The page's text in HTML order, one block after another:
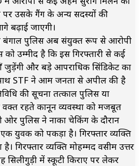
उसके गैंग के अन्य सदस्यों की
बढ़ाई जाएगी।
बंगाल पुलिस अब संयुक्त रूप से आरोपी
उम्मीद है कि इस गिरफ्तारी से कई
जुड़ेंगी और बड़े आपराधिक सिंडिकेट का
साथ STF ने आम जनता से अपील की है
की सूचना तत्काल पुलिस या
वक्त रहते कानून व्यवस्था को मजबूत
ओर पुलिस ने नाका चेकिंग के दौरान
युवक को पकड़ा है। गिरफ्तार व्यक्ति
है। गिरफ्तार व्यक्ति मोहम्मद वसीम उत्तर
सिलीगुड़ी में स्कूटी किराए पर लेकर